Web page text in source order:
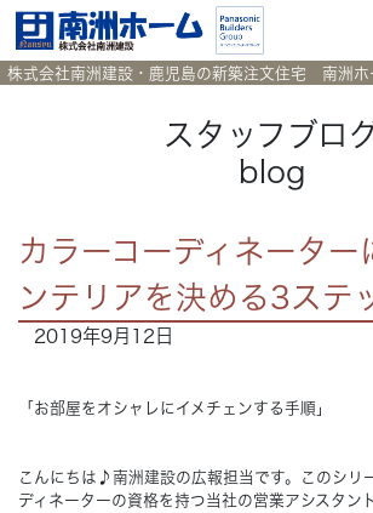
暮らしのコラム
HOME
News 新着情報
Works 施工実例集
Voice お客様の声
株式会社南洲建設・鹿児島の新築注文住宅 南洲ホ
スタッフブロ
blog
カラーコーディネーター
ンテリアを決める3ステ
2019年9月12日
「お部屋をオシャレにイメチェンする手順」
こんにちは♪南洲建設の広報担当です。このシリ
ディネーターの資格を持つ当社の営業アシスタン